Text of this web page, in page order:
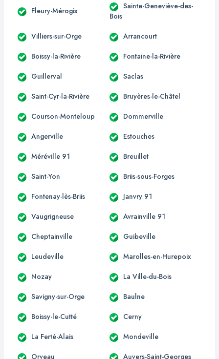
Fleury-Mérogis
Sainte-Geneviève-des-
Bois
Villiers-sur-Orge Arrancourt
Boissy-la-Rivière Fontaine-la-Rivière
Guillerval Saclas
Saint-Cyr-la-Rivière Bruyères-le-Châtel
Courson-Monteloup Dommerville
Angerville Estouches
Méréville 91 Breuillet
Saint-Yon Briis-sous-Forges
Fontenay-lès-Briis Janvry 91
Vaugrigneuse Avrainville 91
Cheptainville Guibeville
Leudeville Marolles-en-Hurepoix
Nozay La Ville-du-Bois
Savigny-sur-Orge Baulne
Boissy-le-Cutté Cerny
La Ferté-Alais Mondeville
Orveau Auvers-Saint-Georges